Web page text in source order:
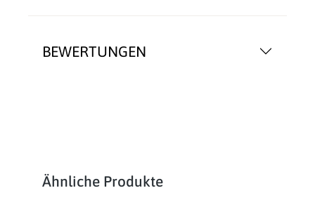
BEWERTUNGEN
Produktgalerie überspringen
Ähnliche Produkte